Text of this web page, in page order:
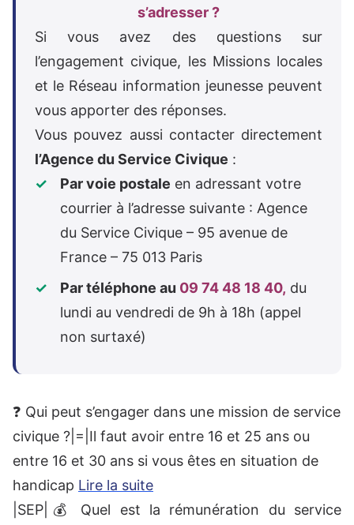
s’adresser ?
Si vous avez des questions sur
l’engagement civique, les Missions locales
et le Réseau information jeunesse peuvent
vous apporter des réponses.
Vous pouvez aussi contacter directement
l’Agence du Service Civique :
Par voie postale en adressant votre
courrier à l’adresse suivante : Agence
du Service Civique – 95 avenue de
France – 75 013 Paris
Par téléphone au 09 74 48 18 40, du
lundi au vendredi de 9h à 18h (appel
non surtaxé)
❓ Qui peut s’engager dans une mission de service
civique ?|=|Il faut avoir entre 16 et 25 ans ou
entre 16 et 30 ans si vous êtes en situation de
handicap Lire la suite
|SEP|💰 Quel est la rémunération du service